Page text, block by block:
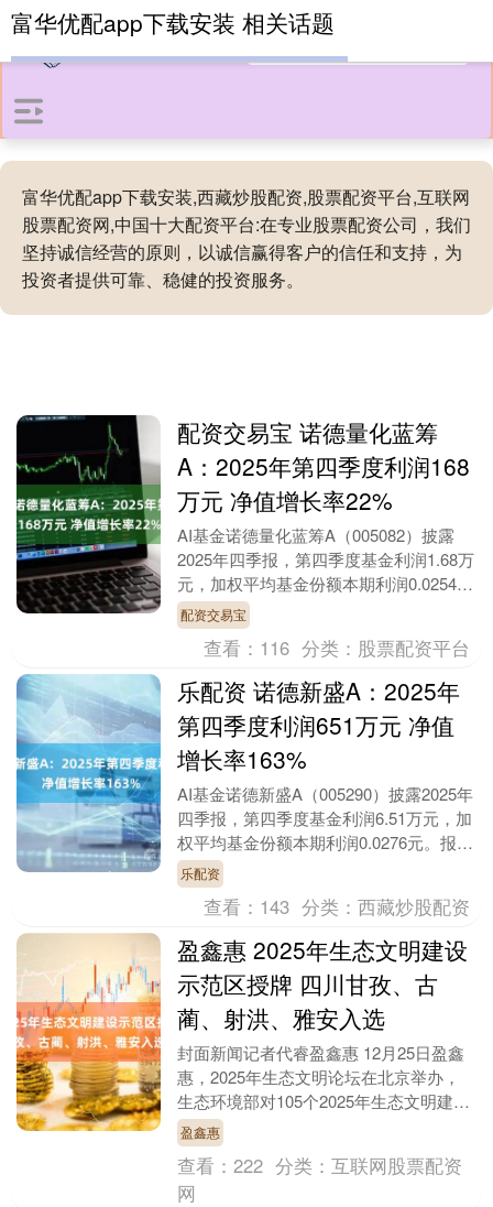
富华优配app下载安装,西藏炒股配资,股票配资平台,互联网
股票配资网,中国十大配资平台:在专业股票配资公司，我们
坚持诚信经营的原则，以诚信赢得客户的信任和支持，为
投资者提供可靠、稳健的投资服务。
富华优配app下载安装 相关话题
配资交易宝 诺德量化蓝筹
A：2025年第四季度利润168
万元 净值增长率22%
AI基金诺德量化蓝筹A（005082）披露
2025年四季报，第四季度基金利润1.68万
元，加权平均基金份额本期利润0.0254
元。报告期内，基金净值增长率为2.....
配资交易宝
查看： 116 分类： 股票配资平台
乐配资 诺德新盛A：2025年
第四季度利润651万元 净值
增长率163%
AI基金诺德新盛A（005290）披露2025年
四季报，第四季度基金利润6.51万元，加
权平均基金份额本期利润0.0276元。报告
期内，基金净值增长率为1.63....
乐配资
查看： 143 分类：西藏炒股配资
盈鑫惠 2025年生态文明建设
示范区授牌 四川甘孜、古
蔺、射洪、雅安入选
封面新闻记者代睿盈鑫惠 12月25日盈鑫
惠，2025年生态文明论坛在北京举办，
生态环境部对105个2025年生态文明建设
示范区和91个“绿水青山就是金山银
山”实....
盈鑫惠
查看：222 分类：互联网股票配资
网